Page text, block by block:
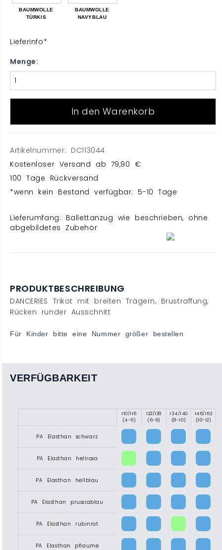
BAUMWOLLE
TÜRKIS
BAUMWOLLE
NAVYBLAU
Lieferinfo*
Menge:
In den Warenkorb
Artikelnummer: DC113044
Kostenloser Versand ab 79,90 €
100 Tage Rückversand
*wenn kein Bestand verfügbar: 5-10 Tage
Lieferumfang: Ballettanzug wie beschrieben, ohne
abgebildetes Zubehör
PRODUKTBESCHREIBUNG
DANCERIES Trikot mit breiten Trägern, Brustraffung,
Rücken runder Ausschnitt
Für Kinder bitte eine Nummer größer bestellen
VERFÜGBARKEIT
110/116
(4-6)
122/128
(6-8)
134/140
(8-10)
146/152
(10-12)
PA Elasthan schwarz
PA Elasthan hellrosa
PA Elasthan hellblau
PA Elasthan prussiablau
PA Elasthan rubinrot
PA Elasthan pflaume